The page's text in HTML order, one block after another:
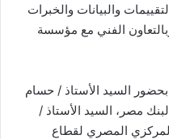
عامًا وتقدم التقييمات والبيانات والخبرات
الفني مع مؤسسة
بحضور السيد الأستاذ / حسام
مصر، السيد الأستاذ /
المصري لقطاع